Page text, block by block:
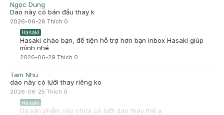
Hasaki ngày càng phát triển hơn nữa về chất lượng dịch vụ.
Cảm ơn bạn đã tin tưởng và mua sắm tại Hasaki!
Ngọc Dung
Dao này có bán đầu thay k
2026-06-28 Thích 0
Hasaki
Hasaki chào bạn, để tiện hỗ trợ hơn bạn inbox Hasaki giúp
mình nhé
2026-06-29 Thích 0
Tam Nhu
dao này có lưỡi thay riêng ko
2026-06-25 Thích 0
Hasaki
Dạ sản phẩm này chưa có lưỡi dao thay thế ạ